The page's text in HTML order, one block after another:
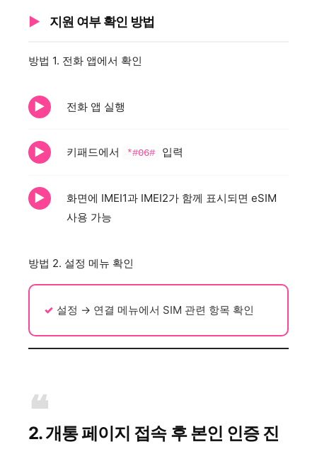
지원 여부 확인 방법
방법 1. 전화 앱에서 확인
전화 앱 실행
키패드에서 *#06# 입력
화면에 IMEI1과 IMEI2가 함께 표시되면 eSIM
사용 가능
방법 2. 설정 메뉴 확인
설정 → 연결 메뉴에서 SIM 관련 항목 확인
2. 개통 페이지 접속 후 본인 인증 진